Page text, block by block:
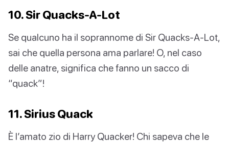
10. Sir Quacks-A-Lot
Se qualcuno ha il soprannome di Sir Quacks-A-Lot,
sai che quella persona ama parlare! O, nel caso
delle anatre, significa che fanno un sacco di
“quack”!
11. Sirius Quack
È l’amato zio di Harry Quacker! Chi sapeva che le